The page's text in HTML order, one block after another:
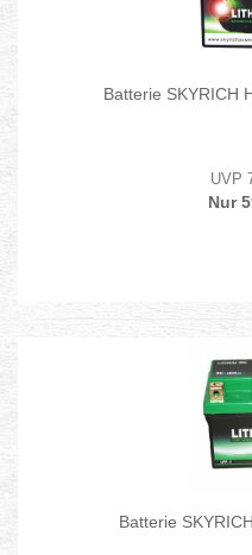
Batterie SKYRICH
UVP
Nur
Batterie